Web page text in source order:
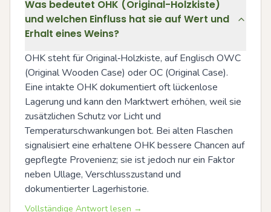
Was bedeutet OHK (Original-Holzkiste)
und welchen Einfluss hat sie auf Wert und
Erhalt eines Weins?
OHK steht für Original‑Holzkiste, auf Englisch OWC
(Original Wooden Case) oder OC (Original Case).
Eine intakte OHK dokumentiert oft lückenlose
Lagerung und kann den Marktwert erhöhen, weil sie
zusätzlichen Schutz vor Licht und
Temperaturschwankungen bot. Bei alten Flaschen
signalisiert eine erhaltene OHK bessere Chancen auf
gepflegte Provenienz; sie ist jedoch nur ein Faktor
neben Ullage, Verschlusszustand und
dokumentierter Lagerhistorie.
Vollständige Antwort lesen →